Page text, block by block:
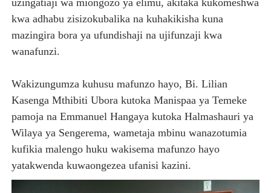
uzingatiaji wa miongozo ya elimu, akitaka kukomeshwa
kwa adhabu zisizokubalika na kuhakikisha kuna
mazingira bora ya ufundishaji na ujifunzaji kwa
wanafunzi.
Wakizungumza kuhusu mafunzo hayo, Bi. Lilian
Kasenga Mthibiti Ubora kutoka Manispaa ya Temeke
pamoja na Emmanuel Hangaya kutoka Halmashauri ya
Wilaya ya Sengerema, wametaja mbinu wanazotumia
kufikia malengo huku wakisema mafunzo hayo
yatakwenda kuwaongezea ufanisi kazini.